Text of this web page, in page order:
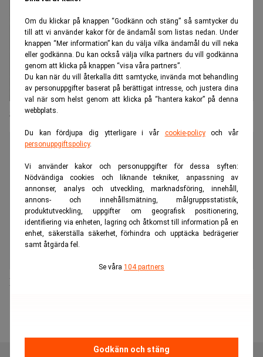
Om du klickar på knappen “Godkänn och stäng” så samtycker du
till att vi använder kakor för de ändamål som listas nedan. Under
knappen “Mer information” kan du välja vilka ändamål du vill neka
eller godkänna. Du kan också välja vilka partners du vill godkänna
genom att klicka på knappen “visa våra partners”.
Du kan när du vill återkalla ditt samtycke, invända mot behandling
av personuppgifter baserat på berättigat intresse, och justera dina
val när som helst genom att klicka på “hantera kakor” på denna
webbplats.
Du kan fördjupa dig ytterligare i vår cookie-policyoch vår
personuppgiftspolicy.
Vi använder kakor och personuppgifter för dessa syften:
Nödvändiga cookies och liknande tekniker, anpassning av
annonser, analys och utveckling, marknadsföring, innehåll,
annons- och innehållsmätning, målgruppsstatistik,
produktutveckling, uppgifter om geografisk positionering,
identifiering via enheten, lagring och åtkomst till information på en
enhet, säkerställa säkerhet, förhindra och upptäcka bedrägerier
samt åtgärda fel.
Se våra 104 partners
Godkänn och stäng
Spännande uppdrag för redovisningsspecialister
Nya regler för redovisningstillsynen klubbade